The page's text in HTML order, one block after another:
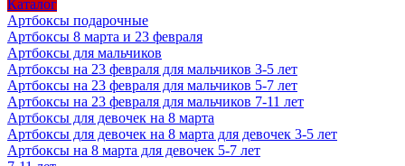
Каталог
Артбоксы подарочные
Артбоксы 8 марта и 23 февраля
Артбоксы для мальчиков
Артбоксы на 23 февраля для мальчиков 3-5 лет
Артбоксы на 23 февраля для мальчиков 5-7 лет
Артбоксы на 23 февраля для мальчиков 7-11 лет
Артбоксы для девочек на 8 марта
Артбоксы для девочек на 8 марта для девочек 3-5 лет
Артбоксы на 8 марта для девочек 5-7 лет